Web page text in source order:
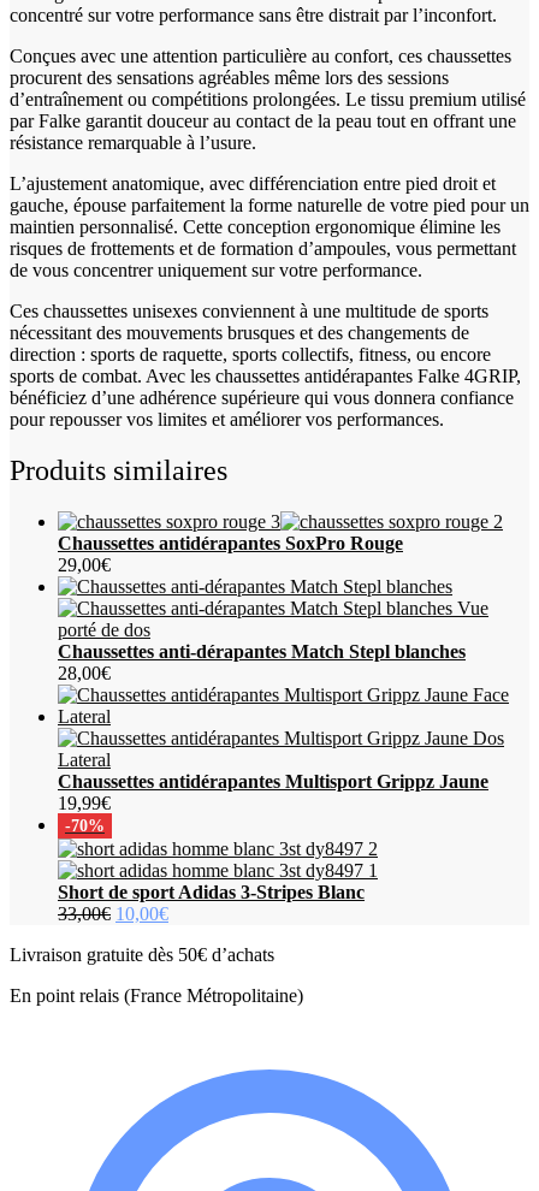
concentré sur votre performance sans être distrait par l’inconfort.
Conçues avec une attention particulière au confort, ces chaussettes
procurent des sensations agréables même lors des sessions
d’entraînement ou compétitions prolongées. Le tissu premium utilisé
par Falke garantit douceur au contact de la peau tout en offrant une
résistance remarquable à l’usure.
L’ajustement anatomique, avec différenciation entre pied droit et
gauche, épouse parfaitement la forme naturelle de votre pied pour un
maintien personnalisé. Cette conception ergonomique élimine les
risques de frottements et de formation d’ampoules, vous permettant
de vous concentrer uniquement sur votre performance.
Ces chaussettes unisexes conviennent à une multitude de sports
nécessitant des mouvements brusques et des changements de
direction : sports de raquette, sports collectifs, fitness, ou encore
sports de combat. Avec les chaussettes antidérapantes Falke 4GRIP,
bénéficiez d’une adhérence supérieure qui vous donnera confiance
pour repousser vos limites et améliorer vos performances.
Produits similaires
Chaussettes antidérapantes SoxPro Rouge
29,00€
Chaussettes anti-dérapantes Match Stepl blanches
28,00€
Chaussettes antidérapantes Multisport Grippz Jaune
19,99€
-70%
Short de sport Adidas 3-Stripes Blanc
33,00€ Le
initial
33,00€.
10,00€Le
actuel
10,00€.
Livraison gratuite dès 50€ d’achats
En point relais (France Métropolitaine)